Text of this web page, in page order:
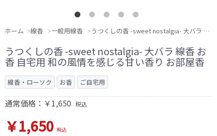
ホーム 線香 一般用線香 うつくしの香 -sweet nostalgia- 大バラ 線香 お香 自宅用 和の風情を感じる甘い香り お部屋香
うつくしの香 -sweet nostalgia- 大バラ 線香 お
香 自宅用 和の風情を感じる甘い香り お部屋香
線香・ローソク お香 ご自宅用
通常価格：￥1,650 税込
￥1,650 税込